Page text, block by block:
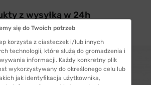
z wysyłką w 24h
zainteresować
się do Twoich potrzeb
korzysta z ciasteczek i/lub innych
technologii, które służą do gromadzenia i
informacji. Każdy konkretny plik
wykorzystywany do określonego celu lub
jak identyfikacja użytkownika,